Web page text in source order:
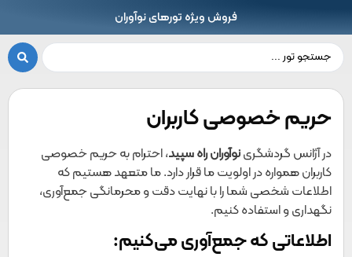
فروش ویژه تورهای نوآوران
حریم خصوصی کاربران
در آژانس گردشگرینوآوران راه سپید، احترام به حریم خصوصی
کاربران همواره در اولویت ما قرار دارد. ما متعهد هستیم که
اطلاعات شخصی شما را با نهایت دقت و محرمانگی جمع‌آوری،
نگهداری و استفاده کنیم.
اطلاعاتی که جمع‌آوری می‌کنیم: